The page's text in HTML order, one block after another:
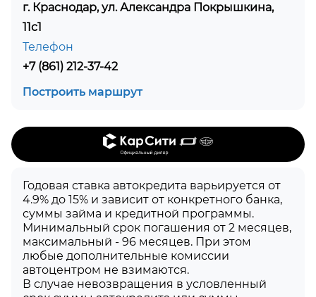
г. Краснодар, ул. Александра Покрышкина,
11с1
Телефон
+7 (861) 212-37-42
Построить маршрут
Годовая ставка автокредита варьируется от
4.9% до 15% и зависит от конкретного банка,
суммы займа и кредитной программы.
Минимальный срок погашения от 2 месяцев,
максимальный - 96 месяцев. При этом
любые дополнительные комиссии
автоцентром не взимаются.
В случае невозвращения в условленный